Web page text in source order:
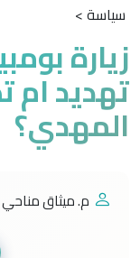
سياسة >
زيارة
تهديد ام
المهدي؟
م. ميثاق